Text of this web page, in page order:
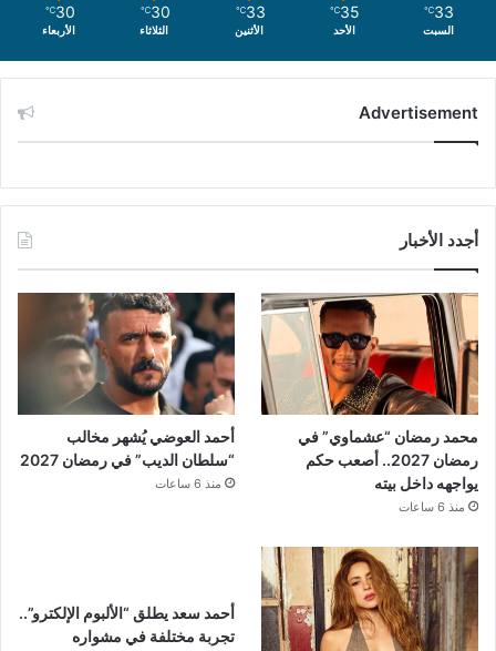
33
℃
السبت
35
℃
الأحد
33
℃
الأثنين
30
℃
الثلاثاء
30
℃
الأربعاء
Advertisement
أجدد الأخبار
محمد رمضان “عشماوي” في
رمضان 2027.. أصعب حكم
يواجهه داخل بيته
منذ 6 ساعات
أحمد العوضي يُشهر مخالب
“سلطان الديب” في رمضان 2027
منذ 6 ساعات
أحمد سعد يطلق “الألبوم الإلكترو”..
تجربة مختلفة في مشواره